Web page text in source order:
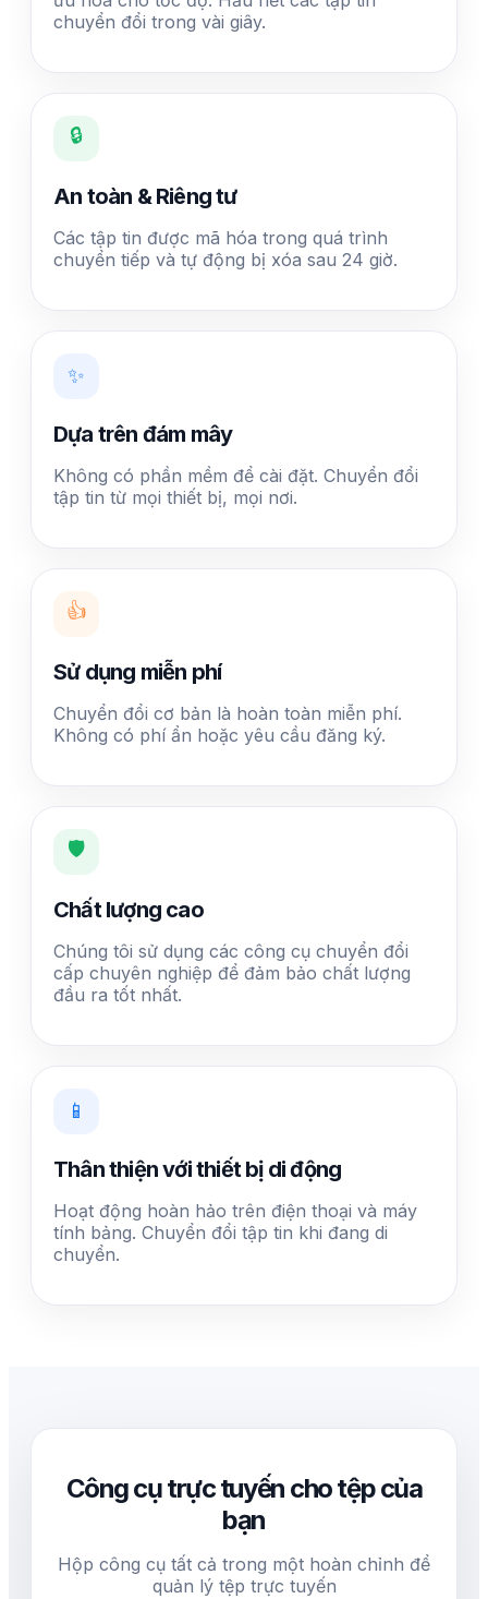
chuyển đổi trong vài giây.
🔒
An toàn & Riêng tư
Các tập tin được mã hóa trong quá trình
chuyển tiếp và tự động bị xóa sau 24 giờ.
✨
Dựa trên đám mây
Không có phần mềm để cài đặt. Chuyển đổi
tập tin từ mọi thiết bị, mọi nơi.
👍
Sử dụng miễn phí
Chuyển đổi cơ bản là hoàn toàn miễn phí.
Không có phí ẩn hoặc yêu cầu đăng ký.
🛡️
Chất lượng cao
Chúng tôi sử dụng các công cụ chuyển đổi
cấp chuyên nghiệp để đảm bảo chất lượng
đầu ra tốt nhất.
📱
Thân thiện với thiết bị di động
Hoạt động hoàn hảo trên điện thoại và máy
tính bảng. Chuyển đổi tập tin khi đang di
chuyển.
Công cụ trực tuyến cho tệp của
bạn
Hộp công cụ tất cả trong một hoàn chỉnh để
quản lý tệp trực tuyến